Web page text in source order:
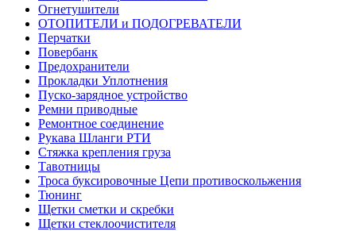
Огнетушители
ОТОПИТЕЛИ и ПОДОГРЕВАТЕЛИ
Перчатки
Повербанк
Предохранители
Прокладки Уплотнения
Пуско-зарядное устройство
Ремни приводные
Ремонтное соединение
Рукава Шланги РТИ
Стяжка крепления груза
Тавотницы
Троса буксировочные Цепи противоскольжения
Тюнинг
Щетки сметки и скребки
Щетки стеклоочистителя